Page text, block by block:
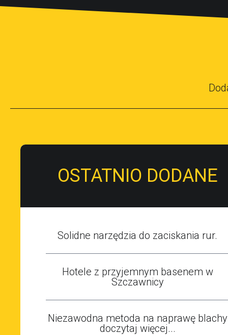
OSTATNIO DODANE
Solidne narzędzia do zaciskania rur.
Hotele z przyjemnym basenem w
Szczawnicy
Niezawodna metoda na naprawę blachy
doczytaj więcej...